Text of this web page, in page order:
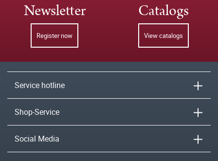
Newsletter
Register now
Catalogs
View catalogs
Service hotline
Shop-Service
Social Media